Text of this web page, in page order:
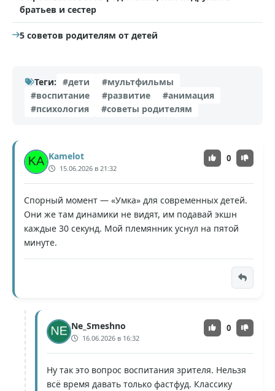
братьев и сестер
5 советов родителям от детей
Теги: #дети
#мультфильмы
#воспитание
#развитие
#анимация
#психология
#советы родителям
Kamelot
15.06.2026 в 21:32
0
Спорный момент — «Умка» для современных детей.
Они же там динамики не видят, им подавай экшн
каждые 30 секунд. Мой племянник уснул на пятой
минуте.
Ne_Smeshno
16.06.2026 в 16:32
0
Ну так это вопрос воспитания зрителя. Нельзя
всё время давать только фастфуд. Классику